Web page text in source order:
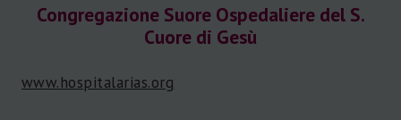
Congregazione Suore Ospedaliere del S.
Cuore di Gesù
www.hospitalarias.org